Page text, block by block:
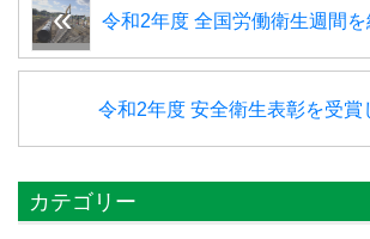
令和2年度 全国労働衛生週間を
令和2年度 安全衛生表彰を受賞
カテゴリー